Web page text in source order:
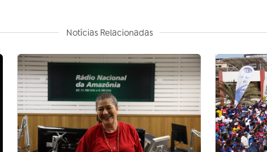
Notícias Relacionadas